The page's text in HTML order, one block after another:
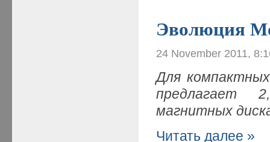
Эволюция
24 November 2011,
Для
предлагает
магнитных
Читать далее »